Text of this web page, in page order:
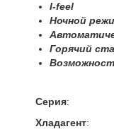
I-feel
Ночной
Горячий
Серия:
Хладагент: